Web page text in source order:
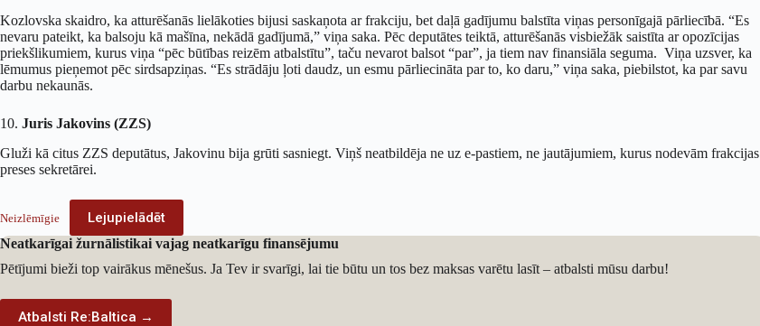
Kozlovska skaidro, ka atturēšanās lielākoties bijusi saskaņota ar frakciju, bet daļā gadījumu balstīta viņas personīgajā pārliecībā. “Es
nevaru pateikt, ka balsoju kā mašīna, nekādā gadījumā,” viņa saka. Pēc deputātes teiktā, atturēšanās visbiežāk saistīta ar opozīcijas
priekšlikumiem, kurus viņa “pēc būtības reizēm atbalstītu”, taču nevarot balsot “par”, ja tiem nav finansiāla seguma. Viņa uzsver, ka
lēmumus pieņemot pēc sirdsapziņas. “Es strādāju ļoti daudz, un esmu pārliecināta par to, ko daru,” viņa saka, piebilstot, ka par savu
darbu nekaunās.
10. Juris Jakovins (ZZS)
Gluži kā citus ZZS deputātus, Jakovinu bija grūti sasniegt. Viņš neatbildēja ne uz e-pastiem, ne jautājumiem, kurus nodevām frakcijas
preses sekretārei.
Neizlēmīgie Lejupielādēt
Neatkarīgai žurnālistikai vajag neatkarīgu finansējumu
Pētījumi bieži top vairākus mēnešus. Ja Tev ir svarīgi, lai tie būtu un tos bez maksas varētu lasīt – atbalsti mūsu darbu!
Atbalsti Re:Baltica →